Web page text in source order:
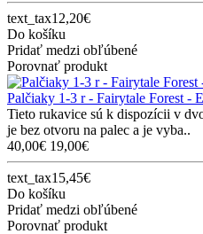
text_tax12,20€
Do košíku
Pridať medzi obľúbené
Porovnať produkt
Palčiaky 1-3 r - Fairytale Forest -
Tieto rukavice sú k dispozícii v
je bez otvoru na palec a je vyba..
40,00€ 19,00€
text_tax15,45€
Do košíku
Pridať medzi obľúbené
Porovnať produkt